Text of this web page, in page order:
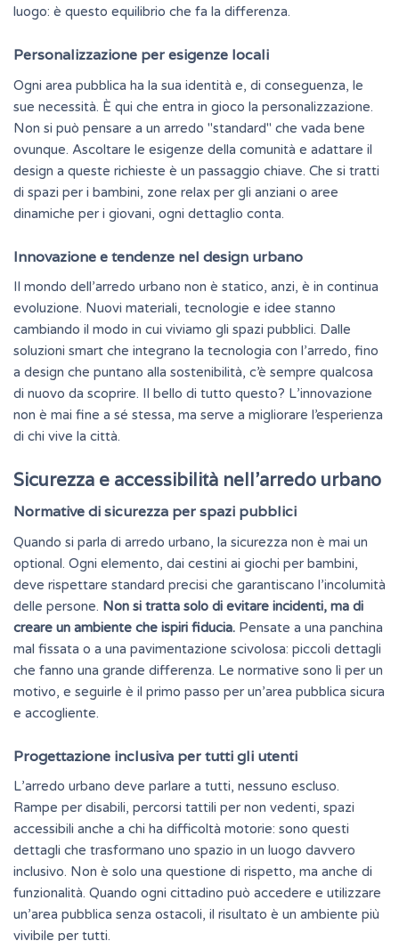
luogo: è questo equilibrio che fa la differenza.
Personalizzazione per esigenze locali
Ogni area pubblica ha la sua identità e, di conseguenza, le
sue necessità. È qui che entra in gioco la personalizzazione.
Non si può pensare a un arredo "standard" che vada bene
ovunque. Ascoltare le esigenze della comunità e adattare il
design a queste richieste è un passaggio chiave. Che si tratti
di spazi per i bambini, zone relax per gli anziani o aree
dinamiche per i giovani, ogni dettaglio conta.
Innovazione e tendenze nel design urbano
Il mondo dell’arredo urbano non è statico, anzi, è in continua
evoluzione. Nuovi materiali, tecnologie e idee stanno
cambiando il modo in cui viviamo gli spazi pubblici. Dalle
soluzioni smart che integrano la tecnologia con l’arredo, fino
a design che puntano alla sostenibilità, c’è sempre qualcosa
di nuovo da scoprire. Il bello di tutto questo? L’innovazione
non è mai fine a sé stessa, ma serve a migliorare l’esperienza
di chi vive la città.
Sicurezza e accessibilità nell’arredo urbano
Normative di sicurezza per spazi pubblici
Quando si parla di arredo urbano, la sicurezza non è mai un
optional. Ogni elemento, dai cestini ai giochi per bambini,
deve rispettare standard precisi che garantiscano l’incolumità
delle persone. Non si tratta solo di evitare incidenti, ma di
creare un ambiente che ispiri fiducia. Pensate a una panchina
mal fissata o a una pavimentazione scivolosa: piccoli dettagli
che fanno una grande differenza. Le normative sono lì per un
motivo, e seguirle è il primo passo per un’area pubblica sicura
e accogliente.
Progettazione inclusiva per tutti gli utenti
L’arredo urbano deve parlare a tutti, nessuno escluso.
Rampe per disabili, percorsi tattili per non vedenti, spazi
accessibili anche a chi ha difficoltà motorie: sono questi
dettagli che trasformano uno spazio in un luogo davvero
inclusivo. Non è solo una questione di rispetto, ma anche di
funzionalità. Quando ogni cittadino può accedere e utilizzare
un’area pubblica senza ostacoli, il risultato è un ambiente più
vivibile per tutti.